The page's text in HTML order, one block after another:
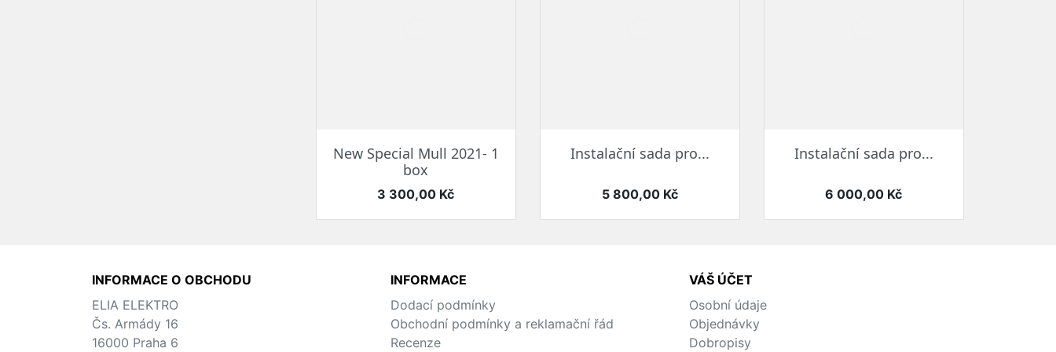
 Rychlý náhled
New Special Mull 2021- 1
box
Cena
3 300,00 Kč
 Rychlý náhled
Instalační sada pro...
Cena
5 800,00 Kč
 Rychlý náhled
Instalační sada pro...
Cena
6 000,00 Kč
INFORMACE O OBCHODU
ELIA ELEKTRO
Čs. Armády 16
16000 Praha 6
INFORMACE
Dodací podmínky
Obchodní podmínky a reklamační řád
Recenze
VÁŠ ÚČET
Osobní údaje
Objednávky
Dobropisy